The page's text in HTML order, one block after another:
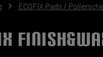
ECOFIX Pads /